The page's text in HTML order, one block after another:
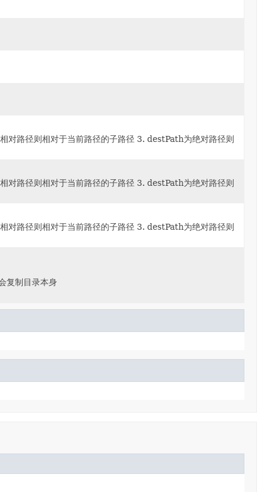
路径则相对于当前路径的子路径 3. destPath为绝对路径则
路径则相对于当前路径的子路径 3. destPath为绝对路径则
路径则相对于当前路径的子路径 3. destPath为绝对路径则
复制目录本身